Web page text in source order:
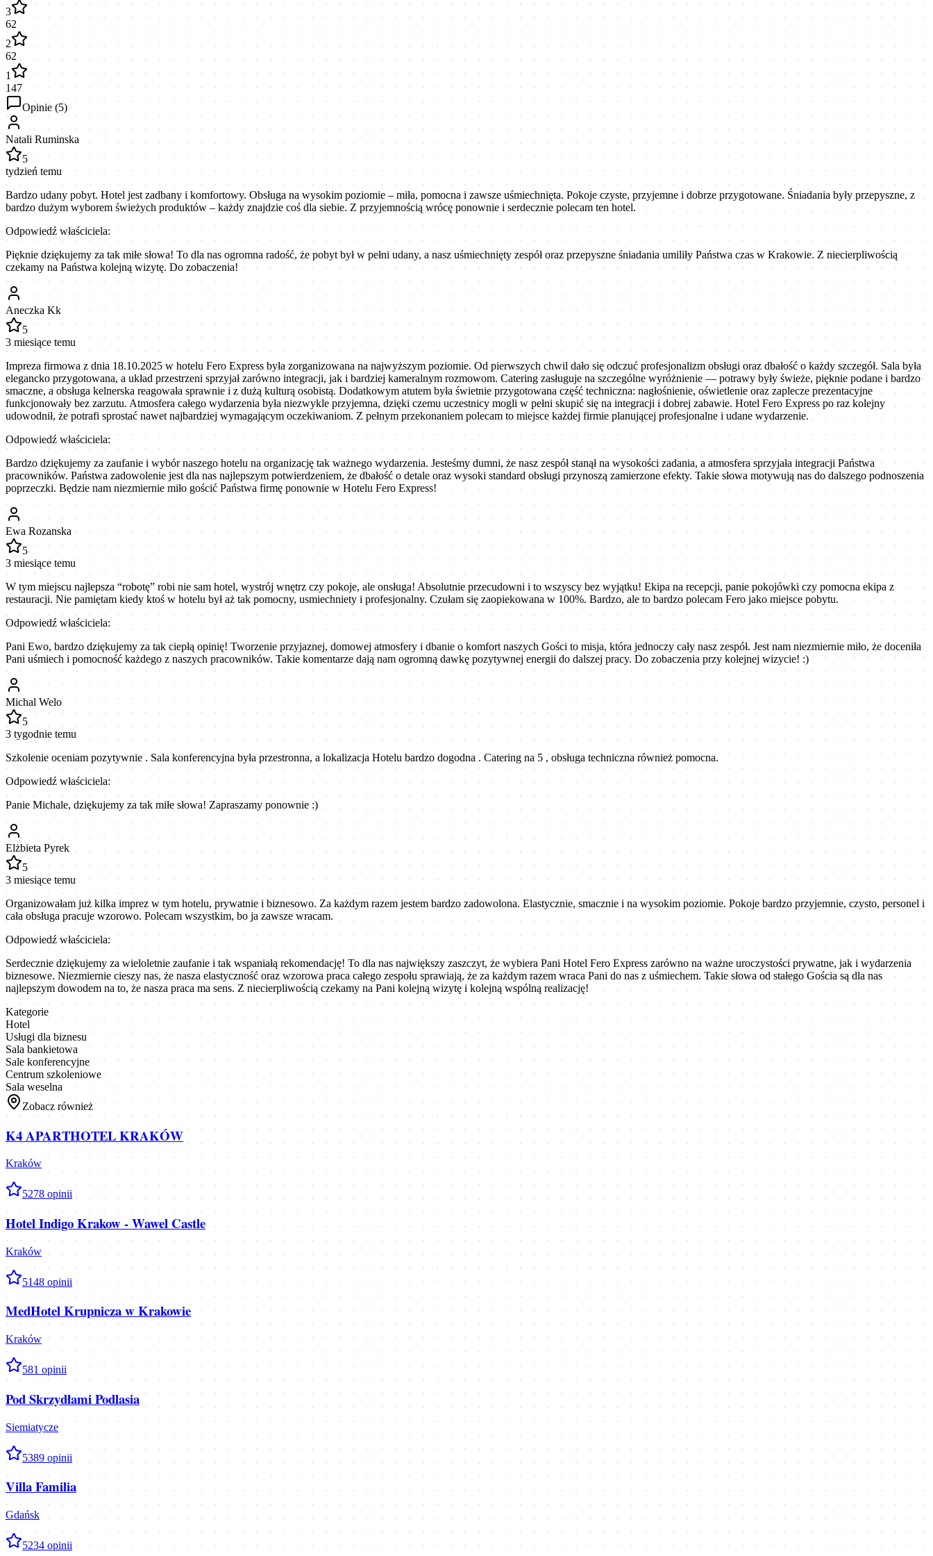
3
62
2
62
1
147
Opinie (5)
Natali Ruminska
5
tydzień temu
Bardzo udany pobyt. Hotel jest zadbany i komfortowy. Obsługa na wysokim poziomie – miła, pomocna i zawsze uśmiechnięta. Pokoje czyste, przyjemne i dobrze przygotowane. Śniadania były przepyszne, z
bardzo dużym wyborem świeżych produktów – każdy znajdzie coś dla siebie. Z przyjemnością wrócę ponownie i serdecznie polecam ten hotel.
Odpowiedź właściciela:
Pięknie dziękujemy za tak miłe słowa! To dla nas ogromna radość, że pobyt był w pełni udany, a nasz uśmiechnięty zespół oraz przepyszne śniadania umiliły Państwa czas w Krakowie. Z niecierpliwością
czekamy na Państwa kolejną wizytę. Do zobaczenia!
Aneczka Kk
5
3 miesiące temu
Impreza firmowa z dnia 18.10.2025 w hotelu Fero Express była zorganizowana na najwyższym poziomie. Od pierwszych chwil dało się odczuć profesjonalizm obsługi oraz dbałość o każdy szczegół. Sala była
elegancko przygotowana, a układ przestrzeni sprzyjał zarówno integracji, jak i bardziej kameralnym rozmowom. Catering zasługuje na szczególne wyróżnienie — potrawy były świeże, pięknie podane i bardzo
smaczne, a obsługa kelnerska reagowała sprawnie i z dużą kulturą osobistą. Dodatkowym atutem była świetnie przygotowana część techniczna: nagłośnienie, oświetlenie oraz zaplecze prezentacyjne
funkcjonowały bez zarzutu. Atmosfera całego wydarzenia była niezwykle przyjemna, dzięki czemu uczestnicy mogli w pełni skupić się na integracji i dobrej zabawie. Hotel Fero Express po raz kolejny
udowodnił, że potrafi sprostać nawet najbardziej wymagającym oczekiwaniom. Z pełnym przekonaniem polecam to miejsce każdej firmie planującej profesjonalne i udane wydarzenie.
Odpowiedź właściciela:
Bardzo dziękujemy za zaufanie i wybór naszego hotelu na organizację tak ważnego wydarzenia. Jesteśmy dumni, że nasz zespół stanął na wysokości zadania, a atmosfera sprzyjała integracji Państwa
pracowników. Państwa zadowolenie jest dla nas najlepszym potwierdzeniem, że dbałość o detale oraz wysoki standard obsługi przynoszą zamierzone efekty. Takie słowa motywują nas do dalszego podnoszenia
poprzeczki. Będzie nam niezmiernie miło gościć Państwa firmę ponownie w Hotelu Fero Express!
Ewa Rozanska
5
3 miesiące temu
W tym miejscu najlepsza “robotę” robi nie sam hotel, wystrój wnętrz czy pokoje, ale onsługa! Absolutnie przecudowni i to wszyscy bez wyjątku! Ekipa na recepcji, panie pokojówki czy pomocna ekipa z
restauracji. Nie pamiętam kiedy ktoś w hotelu był aż tak pomocny, usmiechniety i profesjonalny. Czułam się zaopiekowana w 100%. Bardzo, ale to bardzo polecam Fero jako miejsce pobytu.
Odpowiedź właściciela:
Pani Ewo, bardzo dziękujemy za tak ciepłą opinię! Tworzenie przyjaznej, domowej atmosfery i dbanie o komfort naszych Gości to misja, która jednoczy cały nasz zespół. Jest nam niezmiernie miło, że doceniła
Pani uśmiech i pomocność każdego z naszych pracowników. Takie komentarze dają nam ogromną dawkę pozytywnej energii do dalszej pracy. Do zobaczenia przy kolejnej wizycie! :)
Michal Welo
5
3 tygodnie temu
Szkolenie oceniam pozytywnie . Sala konferencyjna była przestronna, a lokalizacja Hotelu bardzo dogodna . Catering na 5 , obsługa techniczna również pomocna.
Odpowiedź właściciela:
Panie Michale, dziękujemy za tak miłe słowa! Zapraszamy ponownie :)
Elżbieta Pyrek
5
3 miesiące temu
Organizowałam już kilka imprez w tym hotelu, prywatnie i biznesowo. Za każdym razem jestem bardzo zadowolona. Elastycznie, smacznie i na wysokim poziomie. Pokoje bardzo przyjemnie, czysto, personel i
cała obsługa pracuje wzorowo. Polecam wszystkim, bo ja zawsze wracam.
Odpowiedź właściciela:
Serdecznie dziękujemy za wieloletnie zaufanie i tak wspaniałą rekomendację! To dla nas największy zaszczyt, że wybiera Pani Hotel Fero Express zarówno na ważne uroczystości prywatne, jak i wydarzenia
biznesowe. Niezmiernie cieszy nas, że nasza elastyczność oraz wzorowa praca całego zespołu sprawiają, że za każdym razem wraca Pani do nas z uśmiechem. Takie słowa od stałego Gościa są dla nas
najlepszym dowodem na to, że nasza praca ma sens. Z niecierpliwością czekamy na Pani kolejną wizytę i kolejną wspólną realizację!
Kategorie
Hotel
Usługi dla biznesu
Sala bankietowa
Sale konferencyjne
Centrum szkoleniowe
Sala weselna
Zobacz również
K4 APARTHOTEL KRAKÓW
Kraków
5278 opinii
Hotel Indigo Krakow - Wawel Castle
Kraków
5148 opinii
MedHotel Krupnicza w Krakowie
Kraków
581 opinii
Pod Skrzydłami Podlasia
Siemiatycze
5389 opinii
Villa Familia
Gdańsk
5234 opinii